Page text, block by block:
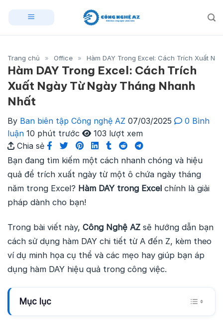
Trang chủ » Office » Hàm DAY Trong Excel: Cách Trích Xuất
Hàm DAY Trong Excel: Cách Trích
Xuất Ngày Từ Ngày Tháng Nhanh
Nhất
By Ban biên tập Công nghệ AZ 07/03/2025
0 Bình
luận 10 phút trước
103 lượt xem
Chia sẻ
Bạn đang tìm kiếm một cách nhanh chóng và hiệu
quả để trích xuất ngày từ một ô chứa ngày tháng
năm trong Excel? Hàm DAY trong Excel chính là giải
pháp dành cho bạn!
Trong bài viết này, Công Nghệ AZ sẽ hướng dẫn bạn
cách sử dụng hàm DAY chi tiết từ A đến Z, kèm theo
ví dụ minh họa cụ thể và các mẹo hay giúp bạn áp
dụng hàm DAY hiệu quả trong công việc.
Mục lục